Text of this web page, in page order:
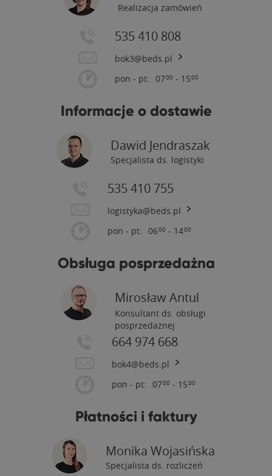
Realizacja zamówień
535 410 808
bok3@beds.pl
pon - pt: 0700 - 1500
Informacje o dostawie
Dawid Jendraszak
Specjalista ds. logistyki
535 410 755
logistyka@beds.pl
pon - pt: 0600 - 1400
Obsługa posprzedażna
Mirosław Antul
Konsultant ds. obsługi
posprzedażnej
664 974 668
bok4@beds.pl
pon - pt: 0700 - 1500
Płatności i faktury
Monika Wojasińska
Specjalista ds. rozliczeń